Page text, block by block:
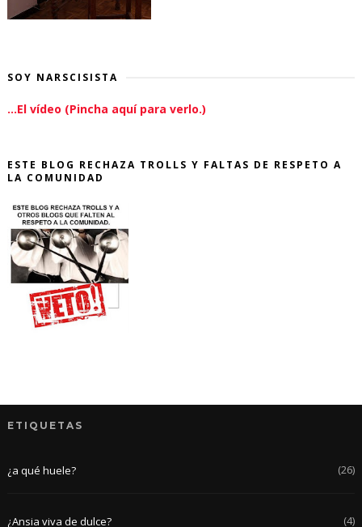
SOY NARSCISISTA
...El vídeo (Pincha aquí para verlo.)
ESTE BLOG RECHAZA TROLLS Y FALTAS DE RESPETO A
LA COMUNIDAD
ETIQUETAS
¿a qué huele? (26)
¿Ansia viva de dulce? (4)